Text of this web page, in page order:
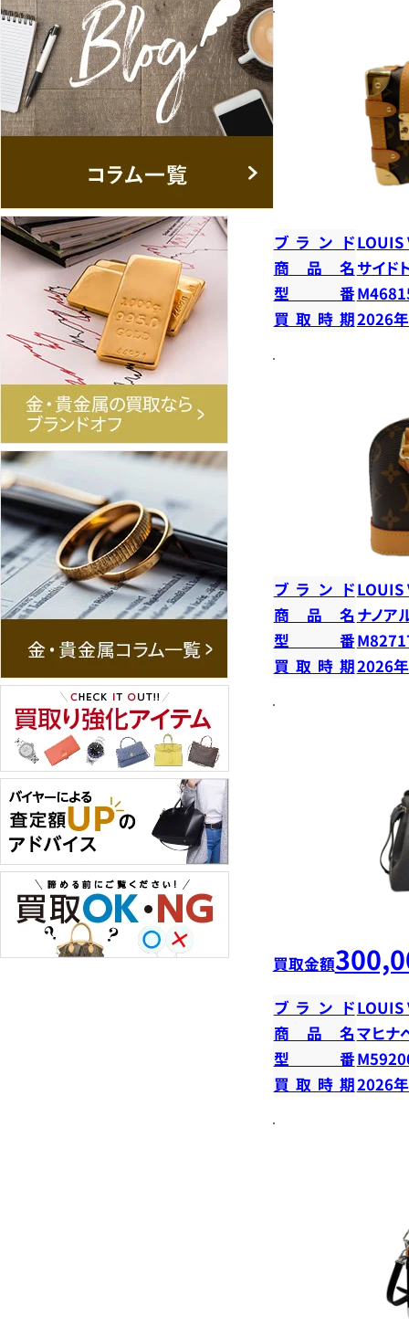
ブランドLOUIS
商品名 サイド
型番
買取時期2026
ブランドLOUIS
商品名 ナノア
型番
買取時期2026
買取金額
ブランドLOUIS
商品名マヒナ
型番
買取時期2026